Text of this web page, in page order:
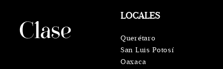
LOCALES
Querétaro
San Luis Potosí
Oaxaca